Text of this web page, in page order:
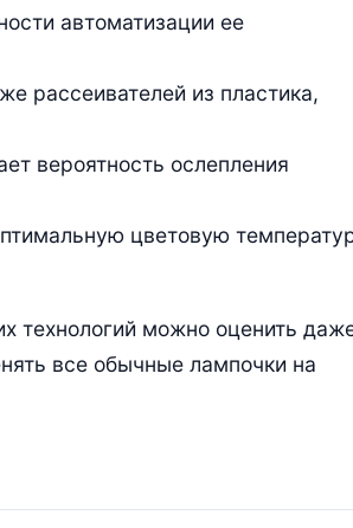
автоматизации ее
рассеивателей из пластика,
вероятность ослепления
цветовую
технологий можно оценить
все обычные лампочки на